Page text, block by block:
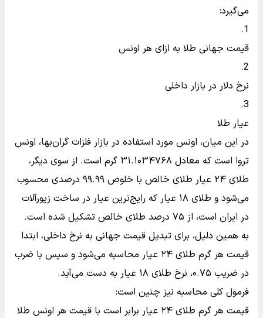
می‌گیرد:
قیمت جهانی طلا به ازای هر اونس
نرخ دلار در بازار داخلی
عیار طلا
در این میان، اونس مورد استفاده در بازار فلزات گران‌بها، اونس
تروا است که معادل ۳۱.۱۰۳۴۷۶۸ گرم است. از سوی دیگر،
طلای ۲۴ عیار طلای خالص با خلوص ۹۹.۹۹ درصدی محسوب
می‌شود و طلای ۱۸ عیار که رایج‌ترین عیار در ساخت زیورآلات
در ایران است، از ۷۵ درصد طلای خالص تشکیل شده است.
به همین دلیل، برای تبدیل قیمت جهانی به نرخ داخلی، ابتدا
قیمت هر گرم طلای ۲۴ عیار محاسبه می‌شود و سپس با ضرب
در ضریب ۰.۷۵، نرخ طلای ۱۸ عیار به دست می‌آید.
فرمول کلی محاسبه نیز چنین است:
قیمت هر گرم طلای ۲۴ عیار برابر است با قیمت هر اونس طلا